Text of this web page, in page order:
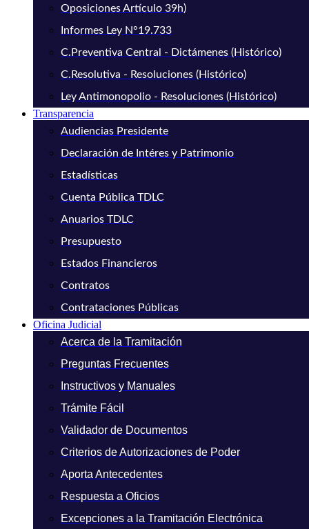
Oposiciones Artículo 39h)
Informes Ley N°19.733
C.Preventiva Central - Dictámenes (Histórico)
C.Resolutiva - Resoluciones (Histórico)
Ley Antimonopolio - Resoluciones (Histórico)
Transparencia
Audiencias Presidente
Declaración de Intéres y Patrimonio
Estadísticas
Cuenta Pública TDLC
Anuarios TDLC
Presupuesto
Estados Financieros
Contratos
Contrataciones Públicas
Oficina Judicial
Acerca de la Tramitación
Preguntas Frecuentes
Instructivos y Manuales
Trámite Fácil
Validador de Documentos
Criterios de Autorizaciones de Poder
Aporta Antecedentes
Respuesta a Oficios
Excepciones a la Tramitación Electrónica